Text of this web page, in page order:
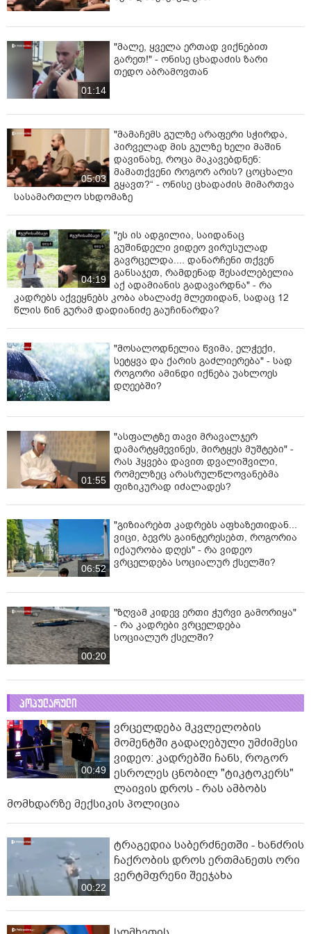
მირცხულავას, ვალერი თეთრაშვილს, გიორგი
ტერიშვილს, ირაკლი ქერაშვილს, რევაზ კიკნაძესა და
სერგეი კუხარჩუკს ბრალი საქართველოს სისხლის
სამართლის კოდექსის 225-ე მუხლის მეორე ნაწილით
წარედგინათ, რაც ჯგუფურ ძალადობაში
მონაწილეობას გულისხმობს.
აღნიშნული დანაშაული სასჯელის სახედ და ზომად 4-
დან 6 წლამდე თავისუფლების აღკვეთას
ითვალისწინებს
01:14
"მალე, ყველა ერთად ვიქნებით
გარეთ!" - ონისე ცხადაძის ზარი
თედო აბრამოვთან
05:03
"მამაჩემს გულზე არაფერი სჭირდა,
პირველად მის გულზე ხელი მაშინ
დავინახე, როცა მაკავებდნენ:
მამათქვენი როგორ არის? ცოცხალი
გყავთ?“ - ონისე ცხადაძის მიმართვა
სასამართლო სხდომაზე
04:19
"ეს ის ადგილია, საიდანაც
გუშინდელი ვიდეო ვირუსულად
გავრცელდა.... დანარჩენი თქვენ
განსაჯეთ, რამდენად შესაძლებელია
აქ ადამიანის გადავარდნა" - რა
კადრებს აქვეყნებს კობა ახალაძე მლეთიდან, სადაც 12
წლის წინ გურამ დადიანიძე გაუჩინარდა?
"მოსალოდნელია წვიმა, ელჭექი,
სეტყვა და ქარის გაძლიერება" - სად
როგორი ამინდი იქნება უახლოეს
დღეებში?
01:55
"ასფალტზე თავი მრავალჯერ
დამარტყმევინეს, მირტყეს მუშტები" -
რას ჰყვება დავით დვალიშვილი,
რომელზეც არასრულწლოვანებმა
ფიზიკურად იძალადეს?
06:52
"გიზიარებთ კადრებს აფხაზეთიდან...
ვიცი, ბევრს გაინტერესებთ, როგორია
იქაურობა დღეს" - რა ვიდეო
ვრცელდება სოციალურ ქსელში?
00:20
"ზღვამ კიდევ ერთი ჭურვი გამორიყა"
- რა კადრები ვრცელდება
სოციალურ ქსელში?
პოპულარული
00:49
ვრცელდება მკვლელობის
მომენტში გადაღებული უმძიმესი
ვიდეო: კადრებში ჩანს, როგორ
ესროლეს ცნობილ "ტიკტოკერს"
ლაივის დროს - რას ამბობს
მომხდარზე მექსიკის პოლიცია
00:22
ტრაგედია საბერძნეთში - ხანძრის
ჩაქრობის დროს ერთმანეთს ორი
ვერტმფრენი შეეჯახა